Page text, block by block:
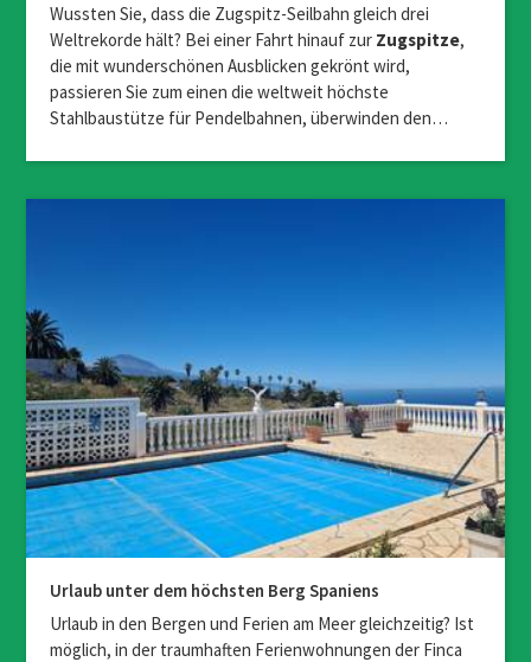
Hotel & Restaurant Alpenglück
D-83458Schneizlreuth
Ferienwohnungen am Walchensee
Wussten Sie, dass die Zugspitz-Seilbahn gleich drei
Weltrekorde hält? Bei einer Fahrt hinauf zur Zugspitze,
die mit wunderschönen Ausblicken gekrönt wird,
passieren Sie zum einen die weltweit höchste
Stahlbaustütze für Pendelbahnen, überwinden den…
Urlaub unter dem höchsten Berg Spaniens
Urlaub in den Bergen und Ferien am Meer gleichzeitig? Ist
möglich, in der traumhaften Ferienwohnungen der Finca